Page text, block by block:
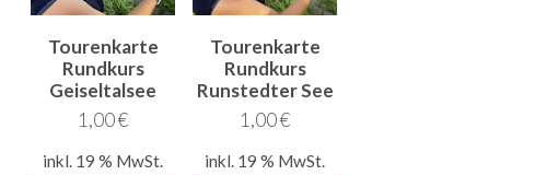
Tourenkarte
Rundkurs
Geiseltalsee
1,00€
inkl. 19 % MwSt.
Tourenkarte
Rundkurs
Runstedter See
1,00€
inkl. 19 % MwSt.